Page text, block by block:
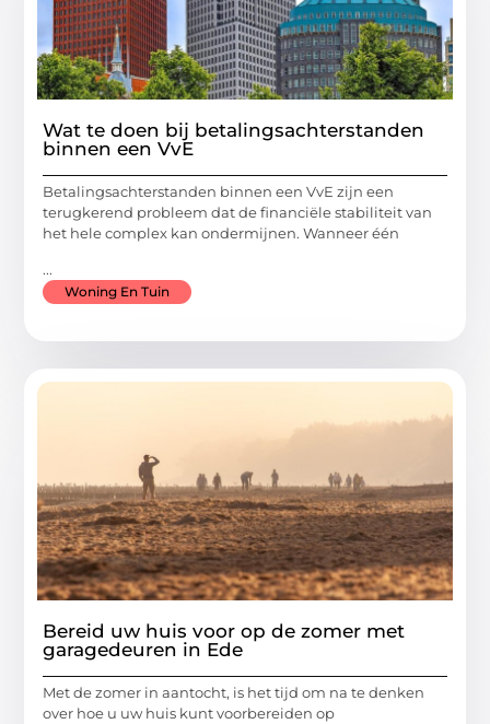
Wat te doen bij betalingsachterstanden
binnen een VvE
Betalingsachterstanden binnen een VvE zijn een
terugkerend probleem dat de financiële stabiliteit van
het hele complex kan ondermijnen. Wanneer één
...
Woning En Tuin
Bereid uw huis voor op de zomer met
garagedeuren in Ede
Met de zomer in aantocht, is het tijd om na te denken
over hoe u uw huis kunt voorbereiden op